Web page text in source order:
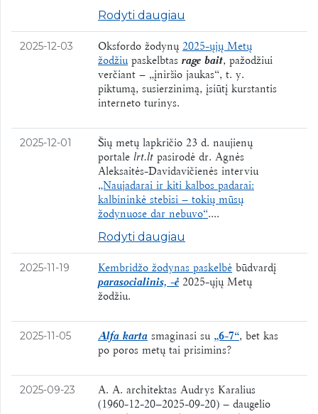
Rodyti daugiau
2025-12-03 Oksfordo žodynų 2025-ųjų Metų
žodžiu paskelbtas rage bait, pažodžiui
verčiant – „įniršio jaukas“, t. y.
piktumą, susierzinimą, įsiūtį kurstantis
interneto turinys.
2025-12-01
Šių metų lapkričio 23 d. naujienų
portale lrt.lt pasirodė dr. Agnės
Aleksaitės-Davidavičienės interviu
„Naujadarai ir kiti kalbos padarai:
kalbininkė stebisi – tokių mūsų
žodynuose dar nebuvo“....
Rodyti daugiau
2025-11-19 Kembridžo žodynas paskelbė būdvardį
parasocialinis, -ė 2025-ųjų Metų
žodžiu.
2025-11-05 Alfa karta smaginasi su „6-7“, bet kas
po poros metų tai prisimins?
2025-09-23
A. A. architektas Audrys Karalius
(1960-12-20–2025-09-20) – daugelio